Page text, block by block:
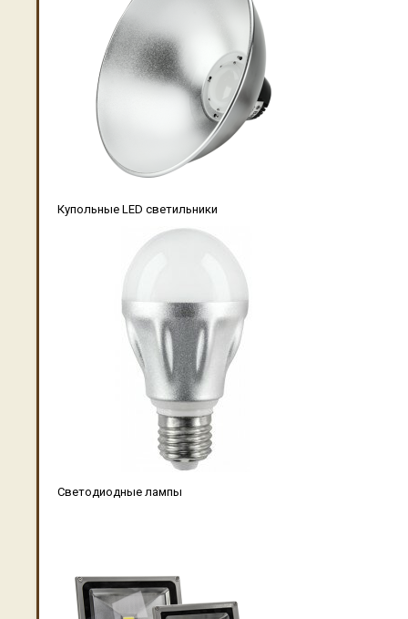
Купольные LED светильники
Светодиодные лампы